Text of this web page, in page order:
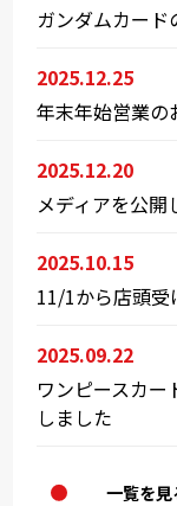
ガンダムカー
2025.12.25
年末年始営業の
2025.12.20
メディアを公開
2025.10.15
11/1から店頭受
2025.09.22
ワンピースカー
しました
一覧を見